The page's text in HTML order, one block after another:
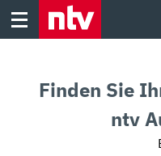
Skip
Finden Sie
ntv